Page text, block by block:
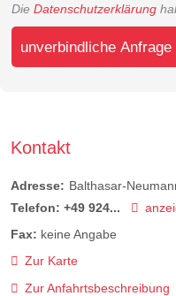
Die Datenschutzerklärung
unverbindliche
Kontakt
Adresse: Balthasar-
Telefon: +49 924...
Fax: keine Angabe
Zur Karte
Zur Anfahrtsbeschreibung